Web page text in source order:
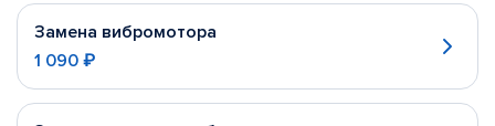
Замена вибромотора
1 090 ₽